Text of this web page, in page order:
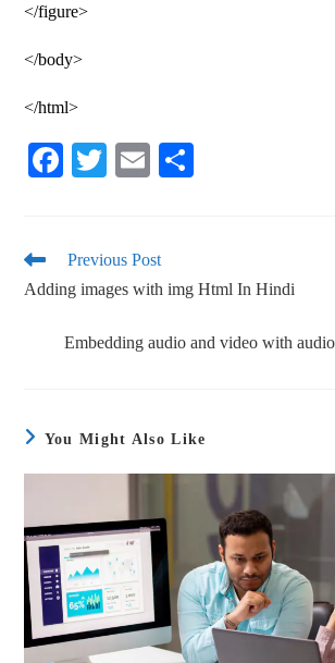
</figure>
</body>
</html>
Fa
ok
T
r
E
Previous Post
Adding images with img Html In Hindi
Embedding audio and video with
You Might Also Like